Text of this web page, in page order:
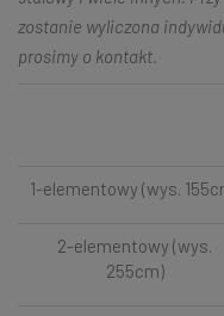
zostanie wyliczona
prosimy o kontakt.
1-elementowy (wys.
2-elementowy (wys.
255cm)